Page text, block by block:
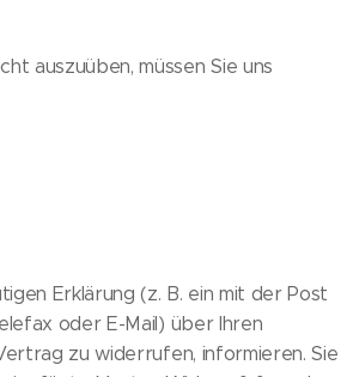
auszuüben, müssen Sie uns
Erklärung (z. B. ein mit der Post
oder E-Mail) über Ihren
zu widerrufen, informieren. Sie